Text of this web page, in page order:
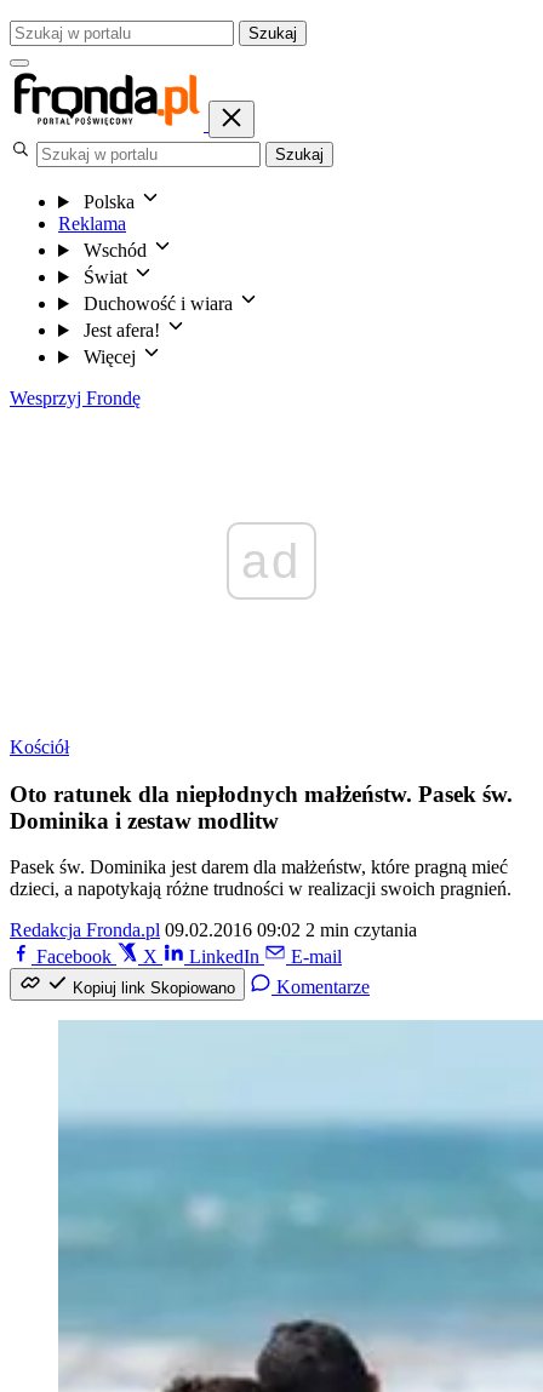
Szukaj
Szukaj
Polska
Reklama
Wschód
Świat
Duchowość i wiara
Jest afera!
Więcej
Wesprzyj Frondę
ad
Kościół
Oto ratunek dla niepłodnych małżeństw. Pasek św.
Dominika i zestaw modlitw
Pasek św. Dominika jest darem dla małżeństw, które pragną mieć
dzieci, a napotykają różne trudności w realizacji swoich pragnień.
Redakcja Fronda.pl 09.02.2016 09:02 2 min czytania
Facebook
X LinkedIn E-mail
Kopiuj link Skopiowano Komentarze